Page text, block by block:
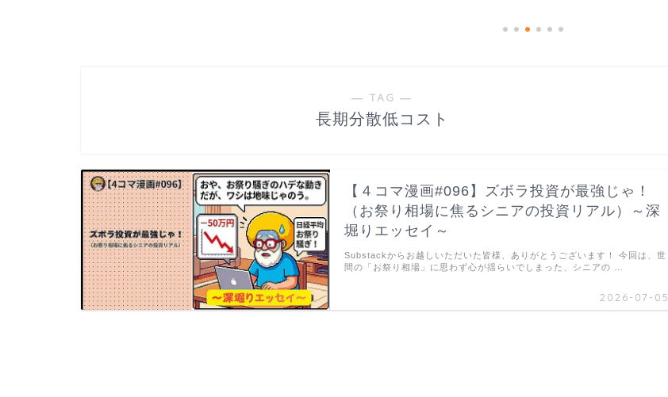
― TAG ―
長期分散低コスト
【４コマ漫画#096】ズボラ投資が最強じゃ！
（お祭り相場に焦るシニアの投資リアル）～深
堀りエッセイ～
2026-07-05
Substackからお越しいただいた皆様、ありがとうございます！ 今回は、世
間の「お祭り相場」に思わず心が揺らいでしまった、シニアの …